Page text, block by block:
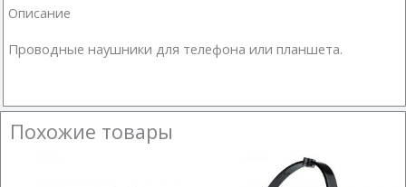
Описание
Проводные наушники для телефона или планшета.
Похожие товары